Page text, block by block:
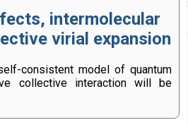
intermolecular
virial expansion
consistent model of quantum
collective interaction will be